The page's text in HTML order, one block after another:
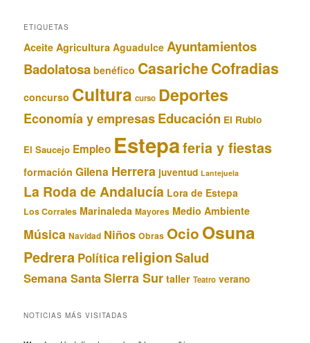
ETIQUETAS
Aceite Agricultura Aguadulce Ayuntamientos
Badolatosa benéfico CasaricheCofradias
concurso Cultura curso Deportes
Economía y empresasEducación El Rubio
El Saucejo Empleo Estepaferia y fiestas
formación Gilena Herrera juventud Lantejuela
La Roda de Andalucía Lora de Estepa
Los Corrales Marinaleda Mayores Medio Ambiente
Música Navidad Niños Obras Ocio Osuna
Pedrera Política religionSalud
Semana SantaSierra Sur taller Teatro verano
NOTICIAS MÁS VISITADAS